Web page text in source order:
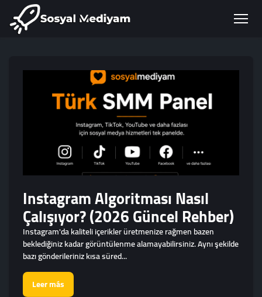
Instagram Algoritması Nasıl
Çalışıyor? (2026 Güncel Rehber)
Instagram'da kaliteli içerikler üretmenize rağmen bazen
beklediğiniz kadar görüntülenme alamayabilirsiniz. Aynı şekilde
bazı gönderileriniz kısa süred...
Leer más